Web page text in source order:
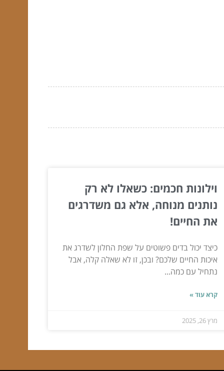
וילונות חכמים: כשאלו לא רק
נותנים מנוחה, אלא גם משדרגים
את החיים!
כיצד יכול בדים פשוטים על שפת החלון לשדרג את
איכות החיים שלכם? ובכן, זו לא שאלה קלה, אבל
נתחיל עם כמה...
קרא עוד »
מרץ 26, 2025